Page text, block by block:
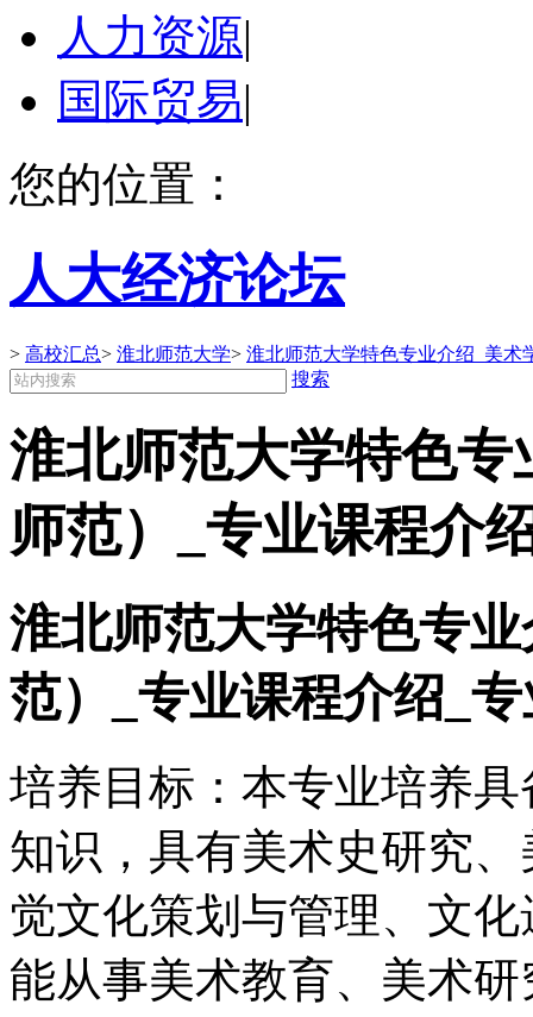
人力资源|
国际贸易|
您的位置：
人大经济论坛
> 高校汇总> 淮北师范大学> 淮北师范大学特色专业介绍_美术
搜索
淮北师范大学特色
师范）_专业课程介
淮北师范大学特色专
范）_专业课程介绍_
培养目标：本专业培养
知识，具有美术史研究
觉文化策划与管理、文
能从事美术教育、美术